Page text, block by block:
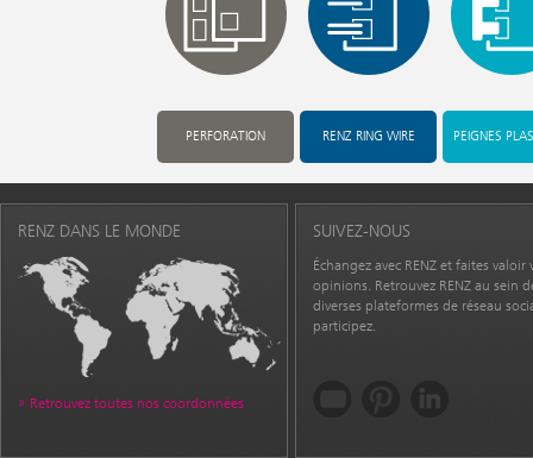
PERFORATION RENZ RING WIRE PEIGNES
RENZ DANS LE MONDE
Retrouvez toutes nos coordonnées
SUIVEZ-NOUS
Échangez avec RENZ et faites valoir
opinions. Retrouvez RENZ au sein
diverses plateformes de réseau
participez.